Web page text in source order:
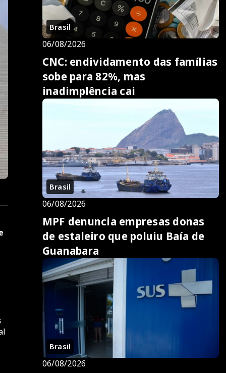
Brasil
06/08/2026
CNC: endividamento das famílias
sobe para 82%, mas
inadimplência cai
Brasil
06/08/2026
MPF denuncia empresas donas
de estaleiro que poluiu Baía de
Guanabara
Brasil
06/08/2026